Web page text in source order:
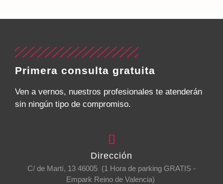
Primera consulta gratuita
Ven a vernos, nuestros profesionales te atenderán
sin ningún tipo de compromiso.
Dirección
C/ de Martí, 13 46005 (1 Hora de parking GRATIS -
Empark Reino de Valencia)